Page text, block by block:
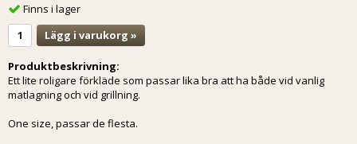
Finns i lager
Lägg i varukorg »
Produktbeskrivning:
Ett lite roligare förkläde som passar lika bra att ha både vid vanlig
matlagning och vid grillning.
One size, passar de flesta.